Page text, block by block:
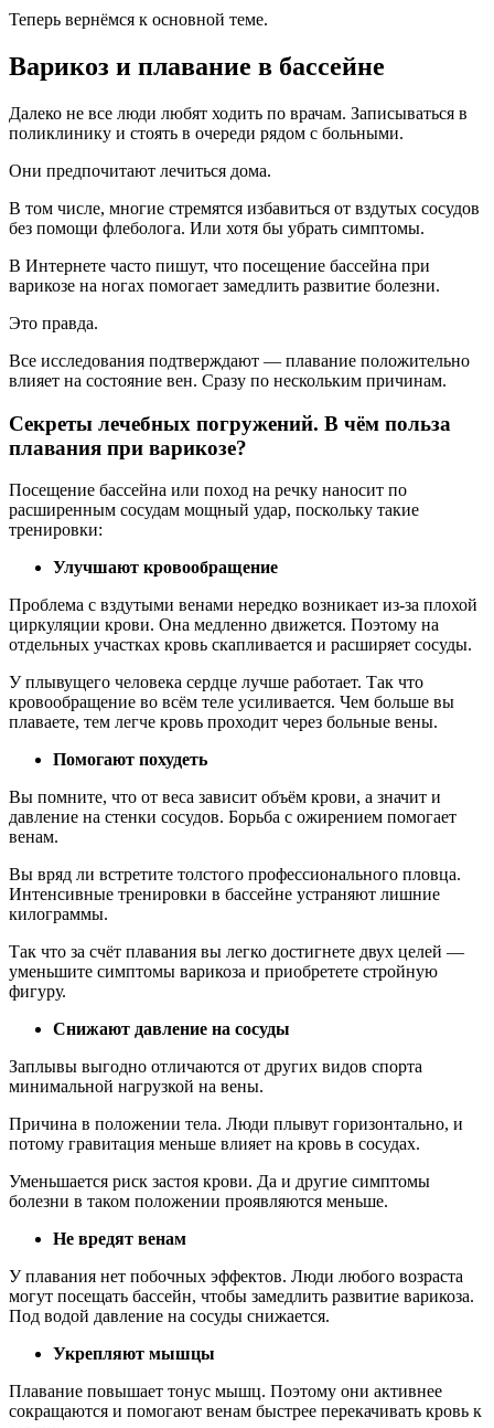
Теперь вернёмся к основной теме.
Варикоз и плавание в бассейне
Далеко не все люди любят ходить по врачам. Записываться в
поликлинику и стоять в очереди рядом с больными.
Они предпочитают лечиться дома.
В том числе, многие стремятся избавиться от вздутых сосудов
без помощи флеболога. Или хотя бы убрать симптомы.
В Интернете часто пишут, что посещение бассейна при
варикозе на ногах помогает замедлить развитие болезни.
Это правда.
Все исследования подтверждают — плавание положительно
влияет на состояние вен. Сразу по нескольким причинам.
Секреты лечебных погружений. В чём польза
плавания при варикозе?
Посещение бассейна или поход на речку наносит по
расширенным сосудам мощный удар, поскольку такие
тренировки:
Улучшают кровообращение
Проблема с вздутыми венами нередко возникает из-за плохой
циркуляции крови. Она медленно движется. Поэтому на
отдельных участках кровь скапливается и расширяет сосуды.
У плывущего человека сердце лучше работает. Так что
кровообращение во всём теле усиливается. Чем больше вы
плаваете, тем легче кровь проходит через больные вены.
Помогают похудеть
Вы помните, что от веса зависит объём крови, а значит и
давление на стенки сосудов. Борьба с ожирением помогает
венам.
Вы вряд ли встретите толстого профессионального пловца.
Интенсивные тренировки в бассейне устраняют лишние
килограммы.
Так что за счёт плавания вы легко достигнете двух целей —
уменьшите симптомы варикоза и приобретете стройную
фигуру.
Снижают давление на сосуды
Заплывы выгодно отличаются от других видов спорта
минимальной нагрузкой на вены.
Причина в положении тела. Люди плывут горизонтально, и
потому гравитация меньше влияет на кровь в сосудах.
Уменьшается риск застоя крови. Да и другие симптомы
болезни в таком положении проявляются меньше.
Не вредят венам
У плавания нет побочных эффектов. Люди любого возраста
могут посещать бассейн, чтобы замедлить развитие варикоза.
Под водой давление на сосуды снижается.
Укрепляют мышцы
Плавание повышает тонус мышц. Поэтому они активнее
сокращаются и помогают венам быстрее перекачивать кровь к